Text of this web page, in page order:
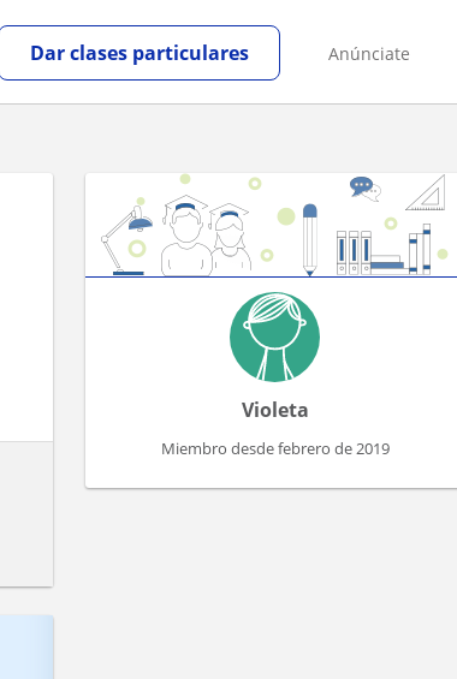
Anúnciate
Dar clases particulares
Violeta
Miembro desde febrero de 2019